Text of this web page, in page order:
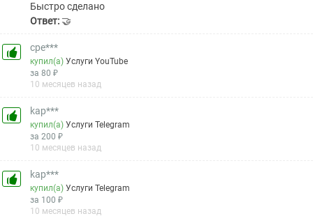
Быстро сделано
Ответ: 🤝
cpe***
купил(а)Услуги YouTube
за 80 ₽
10 месяцев назад
kap***
купил(а)Услуги Telegram
за 200 ₽
10 месяцев назад
kap***
купил(а)Услуги Telegram
за 100 ₽
10 месяцев назад